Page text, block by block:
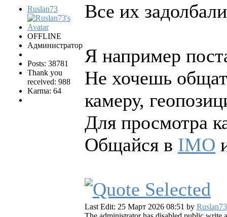
Ruslan73
OFFLINE
Администратор
Posts: 38781
Thank you
received: 988
Karma: 64
Все их
Я например
Не хочешь
камеру,
Для просмотра
Общайся в IMO
Last Edit: 25 Март 2026 08:51 by Ruslan73